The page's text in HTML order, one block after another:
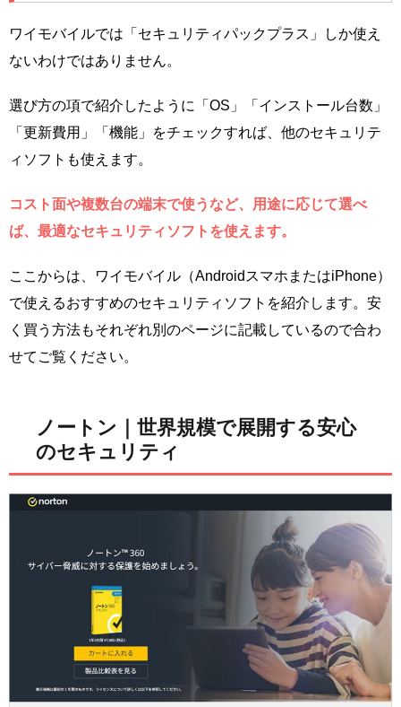
ワイモバイルでは「セキュリティパックプラス」しか使え
ないわけではありません。
選び方の項で紹介したように「OS」「インストール台数」
「更新費用」「機能」をチェックすれば、他のセキュリテ
ィソフトも使えます。
コスト面や複数台の端末で使うなど、用途に応じて選べ
ば、最適なセキュリティソフトを使えます。
ここからは、ワイモバイル（AndroidスマホまたはiPhone）
で使えるおすすめのセキュリティソフトを紹介します。安
く買う方法もそれぞれ別のページに記載しているので合わ
せてご覧ください。
ノートン｜世界規模で展開する安心
のセキュリティ